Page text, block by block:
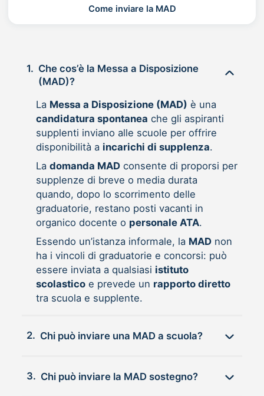
Come inviare la MAD
1. Che cos’è la Messa a Disposizione
(MAD)?
La Messa a Disposizione (MAD) è una
candidatura spontanea che gli aspiranti
supplenti inviano alle scuole per offrire
disponibilità a incarichi di supplenza.
La domanda MADconsente di proporsi per
supplenze di breve o media durata
quando, dopo lo scorrimento delle
graduatorie, restano posti vacanti in
organico docente o personale ATA.
Essendo un’istanza informale, la MADnon
ha i vincoli di graduatorie e concorsi: può
essere inviata a qualsiasi istituto
scolasticoe prevede un rapporto diretto
tra scuola e supplente.
2. Chi può inviare una MAD a scuola?
3. Chi può inviare la MAD sostegno?